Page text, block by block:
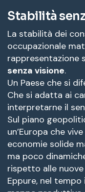
Stabilità
La stabilità dei
occupazionale
rappresentazione
senza visione.
Un Paese che si
Che si adatta ai
interpretarne il
Sul piano
un’Europa che
economie solide
ma poco
rispetto alle
Eppure, nel